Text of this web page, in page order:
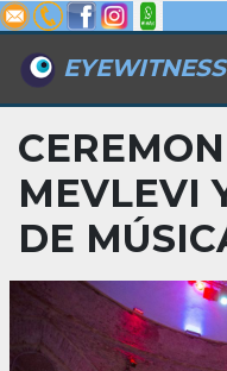
MEVLEVI
DE